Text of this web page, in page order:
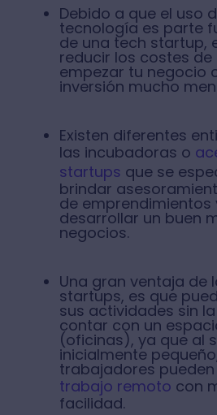
Debido a que el uso
tecnología es parte
de una tech startup,
reducir los costes
empezar tu negocio
inversión mucho
Existen diferentes
las incubadoras o
startups que se
brindar
de emprendimientos
desarrollar un buen
negocios.
Una gran ventaja de
startups, es que
sus actividades sin
contar con un
(oficinas), ya que al
inicialmente
trabajadores
trabajo remoto con
facilidad.